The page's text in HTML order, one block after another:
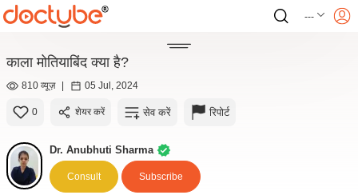
---
काला मोतियाबिंद क्या है?
810 व्यूज़ | 05 Jul, 2024
0 शेयर करें सेव करें रिपोर्ट
Dr. Anubhuti Sharma
Consult Subscribe